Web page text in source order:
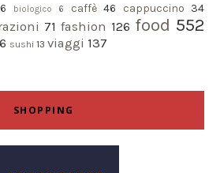
biologico 6 caffè 46 cappuccino 34
71 fashion 126 food 552
sushi 13 viaggi 137
SHOPPING